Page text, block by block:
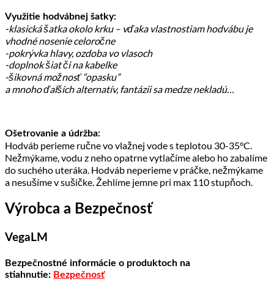
Využitie hodvábnej šatky:
-klasická šatka okolo krku – vďaka vlastnostiam hodvábu je
vhodné nosenie celoročne
-pokrývka hlavy, ozdoba vo vlasoch
-doplnok šiat či na kabelke
-šikovná možnosť “opasku”
a mnoho ďalších alternatív, fantázii sa medze nekladú…
Ošetrovanie a údržba:
Hodváb perieme ručne vo vlažnej vode s teplotou 30-35°C.
Nežmýkame, vodu z neho opatrne vytlačíme alebo ho zabalíme
do suchého uteráka. Hodváb neperieme v práčke, nežmýkame
a nesušíme v sušičke. Žehlíme jemne pri max 110 stupňoch.
Výrobca a Bezpečnosť
VegaLM
Bezpečnostné informácie o produktoch na
stiahnutie: Bezpečnosť